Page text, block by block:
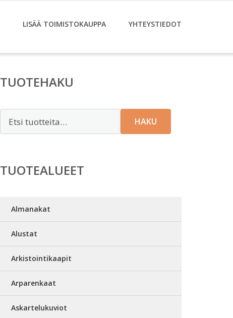
LISÄÄ TOIMISTOKAUPPA YHTEYSTIEDOT
TUOTEHAKU
HAKU
TUOTEALUEET
Almanakat
Alustat
Arkistointikaapit
Arparenkaat
Askartelukuviot